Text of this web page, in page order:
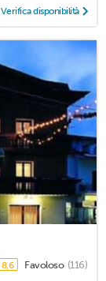
Verifica disponibilità
8,6 Favoloso (116)